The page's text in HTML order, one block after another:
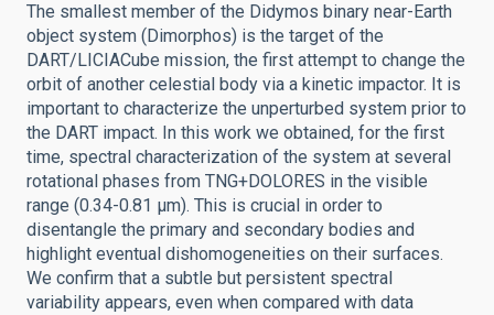
The smallest member of the Didymos binary near-Earth
object system (Dimorphos) is the target of the
DART/LICIACube mission, the first attempt to change the
orbit of another celestial body via a kinetic impactor. It is
important to characterize the unperturbed system prior to
the DART impact. In this work we obtained, for the first
time, spectral characterization of the system at several
rotational phases from TNG+DOLORES in the visible
range (0.34-0.81 μm). This is crucial in order to
disentangle the primary and secondary bodies and
highlight eventual dishomogeneities on their surfaces.
We confirm that a subtle but persistent spectral
variability appears, even when compared with data